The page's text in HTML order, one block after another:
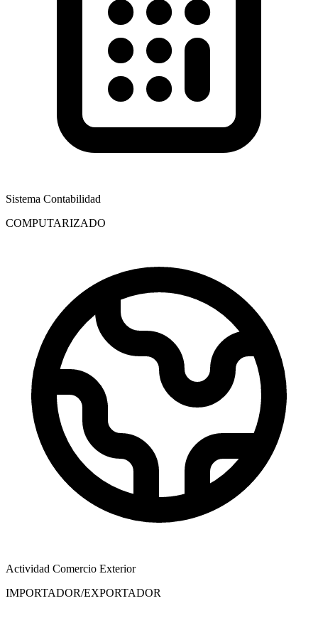
Sistema Contabilidad
COMPUTARIZADO
Actividad Comercio Exterior
IMPORTADOR/EXPORTADOR